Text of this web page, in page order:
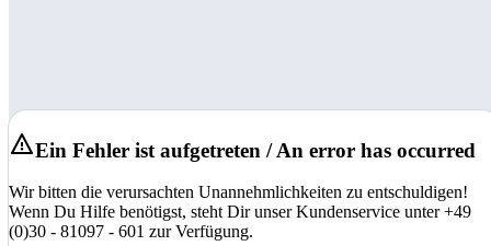
Ein Fehler ist aufgetreten / An error has occurred
Wir bitten die verursachten Unannehmlichkeiten zu entschuldigen!
Wenn Du Hilfe benötigst, steht Dir unser Kundenservice unter +49
(0)30 - 81097 - 601 zur Verfügung.